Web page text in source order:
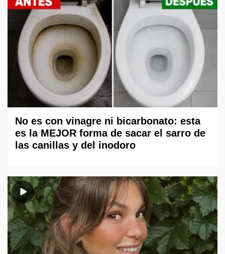
No es con vinagre ni bicarbonato: esta
es la MEJOR forma de sacar el sarro de
las canillas y del inodoro